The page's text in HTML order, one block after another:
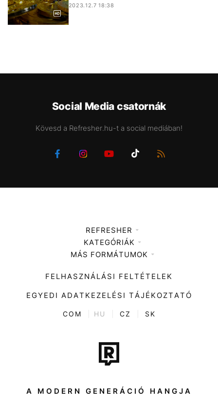
2023.12.7 18:38
Social Media csatornák
Kövesd a Refresher.hu-t a social mediában!
REFRESHER
Médiaajánlat
KATEGÓRIÁK
Zene
Divat
Kultúra
ENTR
Tech-Tudomány
Sport
Társadalom
MÁS FORMÁTUMOK
FELHASZNÁLÁSI FELTÉTELEK
EGYEDI ADATKEZELÉSI TÁJÉKOZTATÓ
COM HU CZ SK
A MODERN GENERÁCIÓ HANGJA